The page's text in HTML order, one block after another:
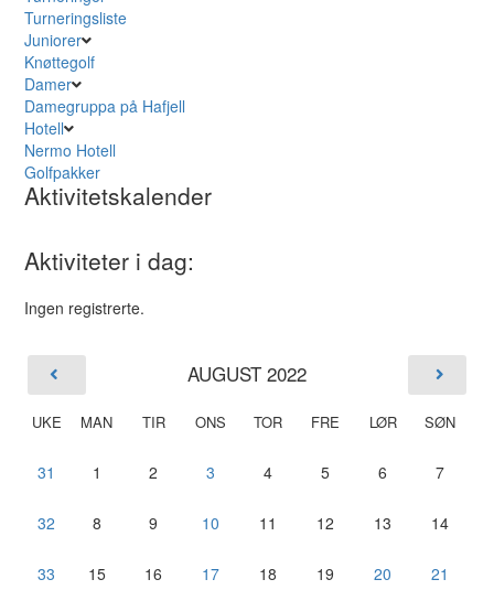
Turneringsliste
Juniorer
Knøttegolf
Damer
Damegruppa på Hafjell
Hotell
Nermo Hotell
Golfpakker
Aktivitetskalender
Aktiviteter i dag:
Ingen registrerte.
AUGUST 2022
UKE MAN TIR ONS TOR FRE LØR SØN
31 1 2 3 4 5 6 7
32 8 9 10 11 12 13 14
33 15 16 17 18 19 20 21